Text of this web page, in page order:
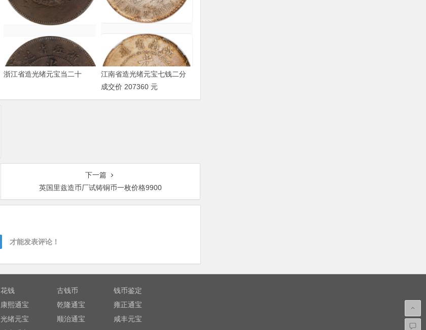
浙江省造光绪元宝当二十
江南省造光绪元宝七钱二分
成交价 207360 元
下一篇
英国里兹造币厂试铸铜币一枚价格9900
才能发表评论！
花钱 古钱币
钱币鉴定
康熙通宝
乾隆通宝
雍正通宝
光绪元宝
顺治通宝
咸丰元宝